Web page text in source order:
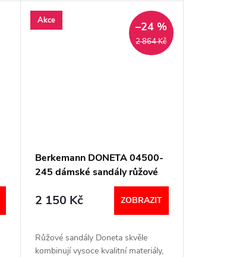
Akce
2 864 Kč
–24 %
Berkemann DONETA 04500-
245 dámské sandály růžové
2 150 Kč ZOBRAZIT
Růžové sandály Doneta skvěle
kombinují vysoce kvalitní materiály,